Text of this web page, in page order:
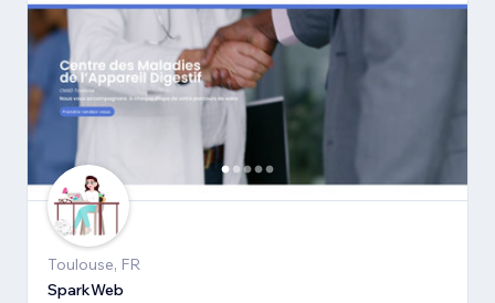
Toulouse, FR
SparkWeb